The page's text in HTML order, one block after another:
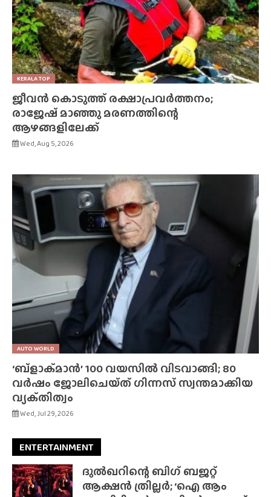
KERALA TOP
ജീവൻ കൊടുത്ത് രക്ഷാപ്രവർത്തനം;
രാജേഷ് മാഞ്ഞു മരണത്തിന്റെ
ആഴങ്ങളിലേക്ക്
Wed, Aug 5, 2026
AUTO WORLD
‘ബ്‌ളാക്‌മാൻ’ 100 വയസിൽ വിടവാങ്ങി; 80
വർഷം ജോലിചെയ്‌ത്‌ ഗിന്നസ് സ്വന്തമാക്കിയ
വ്യക്‌തിത്വം
Wed, Jul 29, 2026
ENTERTAINMENT
ദുൽഖറിന്റെ ബിഗ് ബജറ്റ്
ആക്ഷൻ ത്രില്ലർ; ‘ഐ ആം